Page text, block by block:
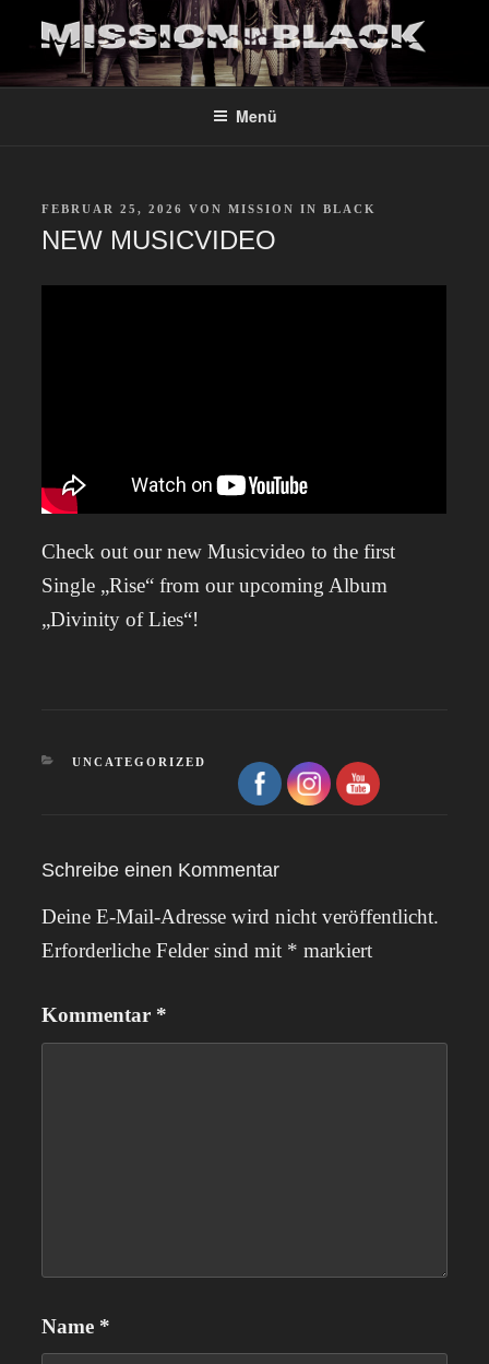
Inhalt
springenMISSION IN BLACK
Mission in Black – Nothing else but Metal
Menü
VERÖFFENTLICHT
FEBRUAR 25, 2026 VONMISSION IN BLACK
NEW MUSICVIDEO
Check out our new Musicvideo to the first
Single „Rise“ from our upcoming Album
„Divinity of Lies“!
KATEGORIEN
UNCATEGORIZED
Schreibe einen Kommentar
Deine E-Mail-Adresse wird nicht veröffentlicht.
Erforderliche Felder sind mit * markiert
Kommentar *
Name *